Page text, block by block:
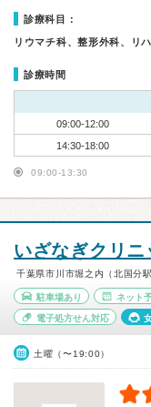
診療科目：
リウマチ科、整形外科、リ
診療時間
09:00-12:00
14:30-18:00
09:00-13:30
いざなぎクリニ
千葉県市川市堀之内（北国分駅
駐車場あり ネット
電子処方せん対応
土曜（〜19:00）